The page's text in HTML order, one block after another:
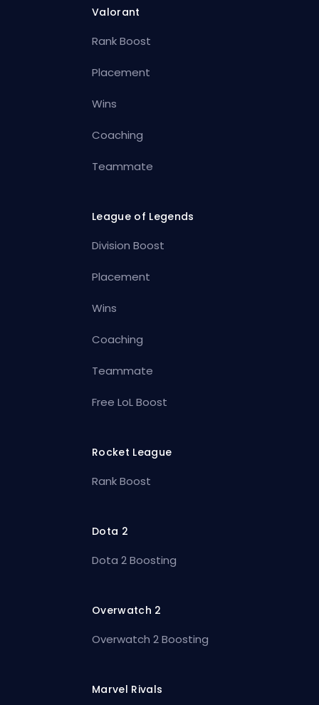
Valorant
Rank Boost
Placement
Wins
Coaching
Teammate
League of Legends
Division Boost
Placement
Wins
Coaching
Teammate
Free LoL Boost
Rocket League
Rank Boost
Dota 2
Dota 2 Boosting
Overwatch 2
Overwatch 2 Boosting
Marvel Rivals